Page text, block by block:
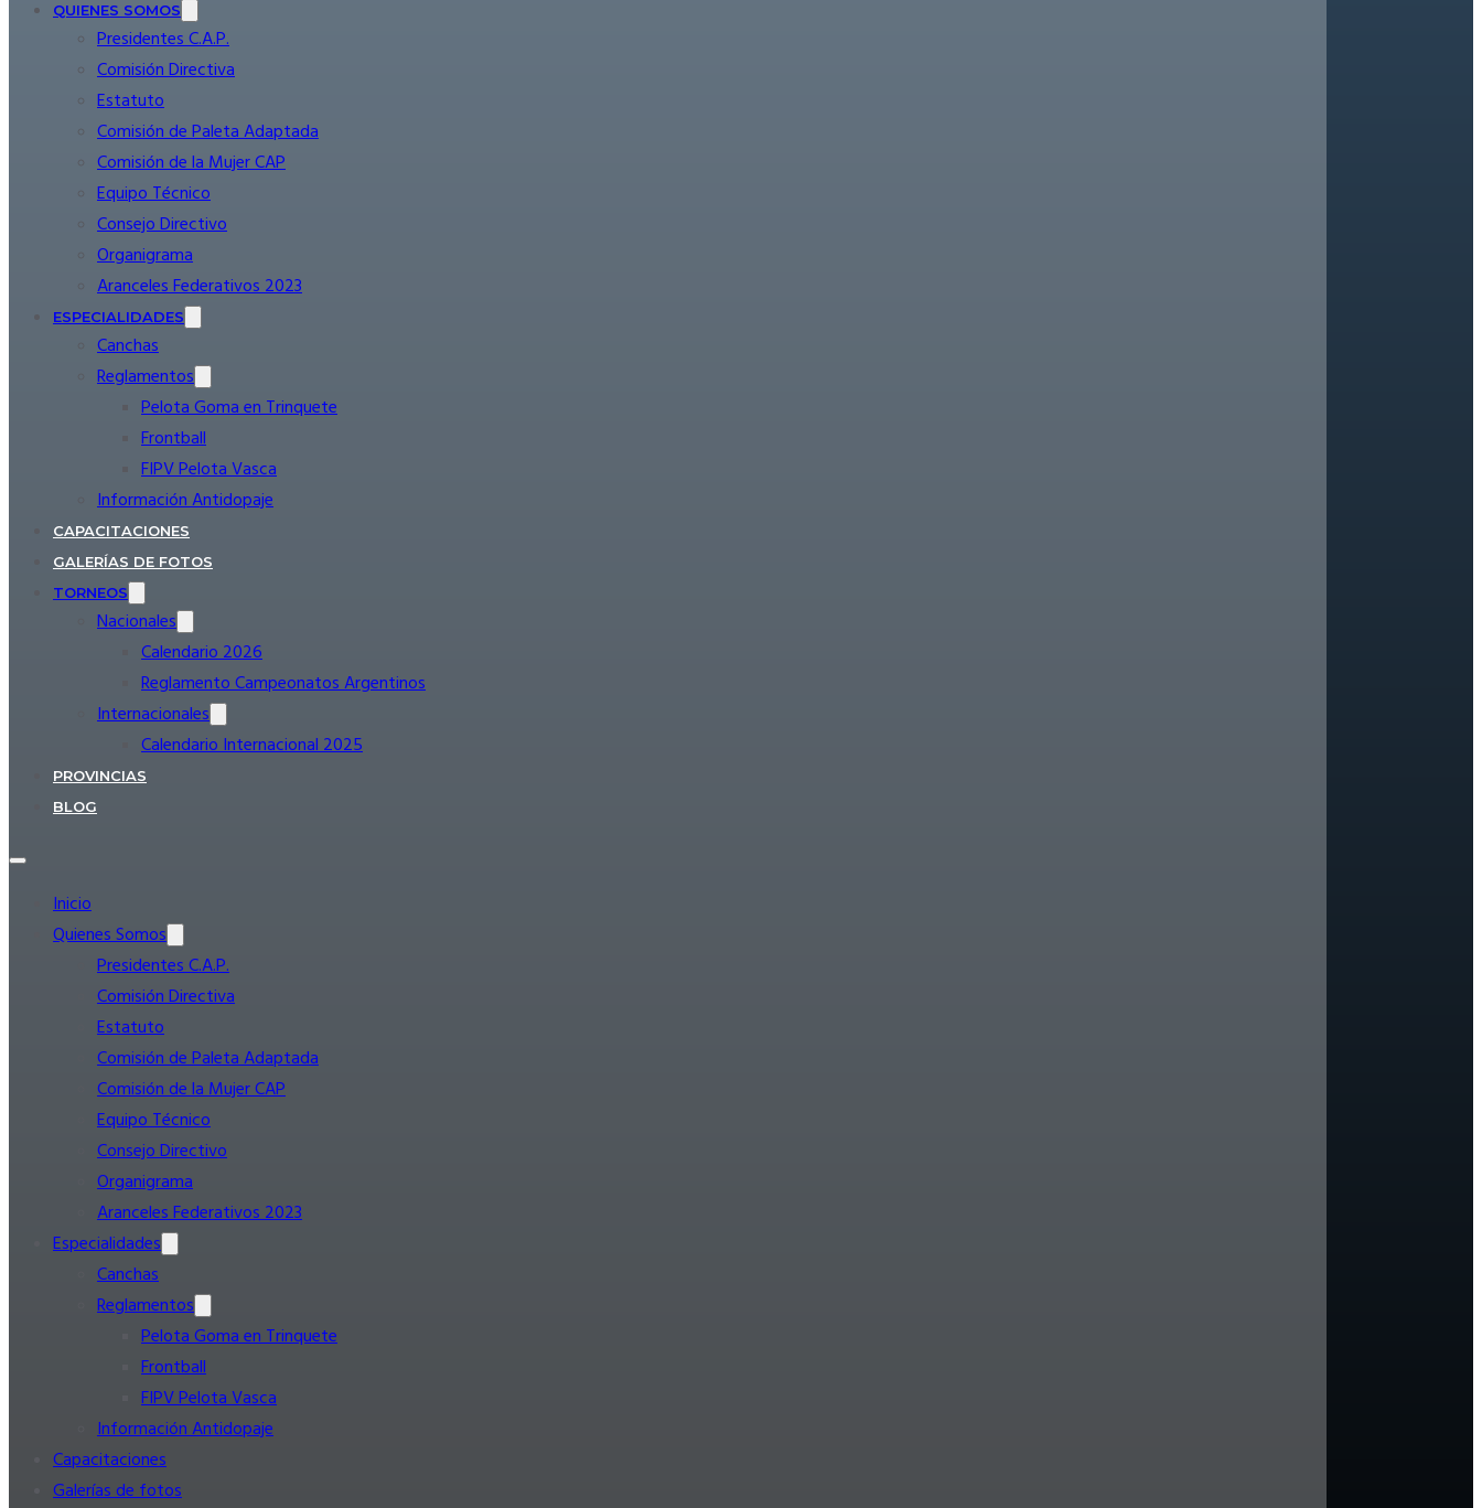
QUIENES SOMOS
Presidentes C.A.P.
Comisión Directiva
Estatuto
Comisión de Paleta Adaptada
Comisión de la Mujer CAP
Equipo Técnico
Consejo Directivo
Organigrama
Aranceles Federativos 2023
ESPECIALIDADES
Canchas
Reglamentos
Pelota Goma en Trinquete
Frontball
FIPV Pelota Vasca
Información Antidopaje
CAPACITACIONES
GALERÍAS DE FOTOS
TORNEOS
Nacionales
Calendario 2026
Reglamento Campeonatos Argentinos
Internacionales
Calendario Internacional 2025
PROVINCIAS
BLOG
Inicio
Quienes Somos
Presidentes C.A.P.
Comisión Directiva
Estatuto
Comisión de Paleta Adaptada
Comisión de la Mujer CAP
Equipo Técnico
Consejo Directivo
Organigrama
Aranceles Federativos 2023
Especialidades
Canchas
Reglamentos
Pelota Goma en Trinquete
Frontball
FIPV Pelota Vasca
Información Antidopaje
Capacitaciones
Galerías de fotos